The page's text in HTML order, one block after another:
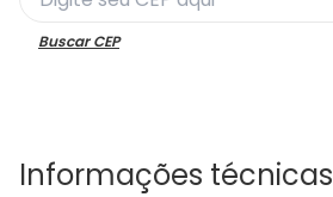
Buscar CEP
Informações técnicas